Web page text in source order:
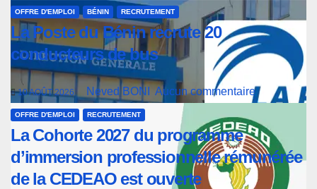
OFFRE D'EMPLOI BÉNIN RECRUTEMENT
La Poste du Bénin recrute 20
conducteurs de bus
10 AOÛT 2026 Neved BONI Aucun commentaire
OFFRE D'EMPLOI RECRUTEMENT
La Cohorte 2027 du programme
d’immersion professionnelle rémunérée
de la CEDEAO est ouverte